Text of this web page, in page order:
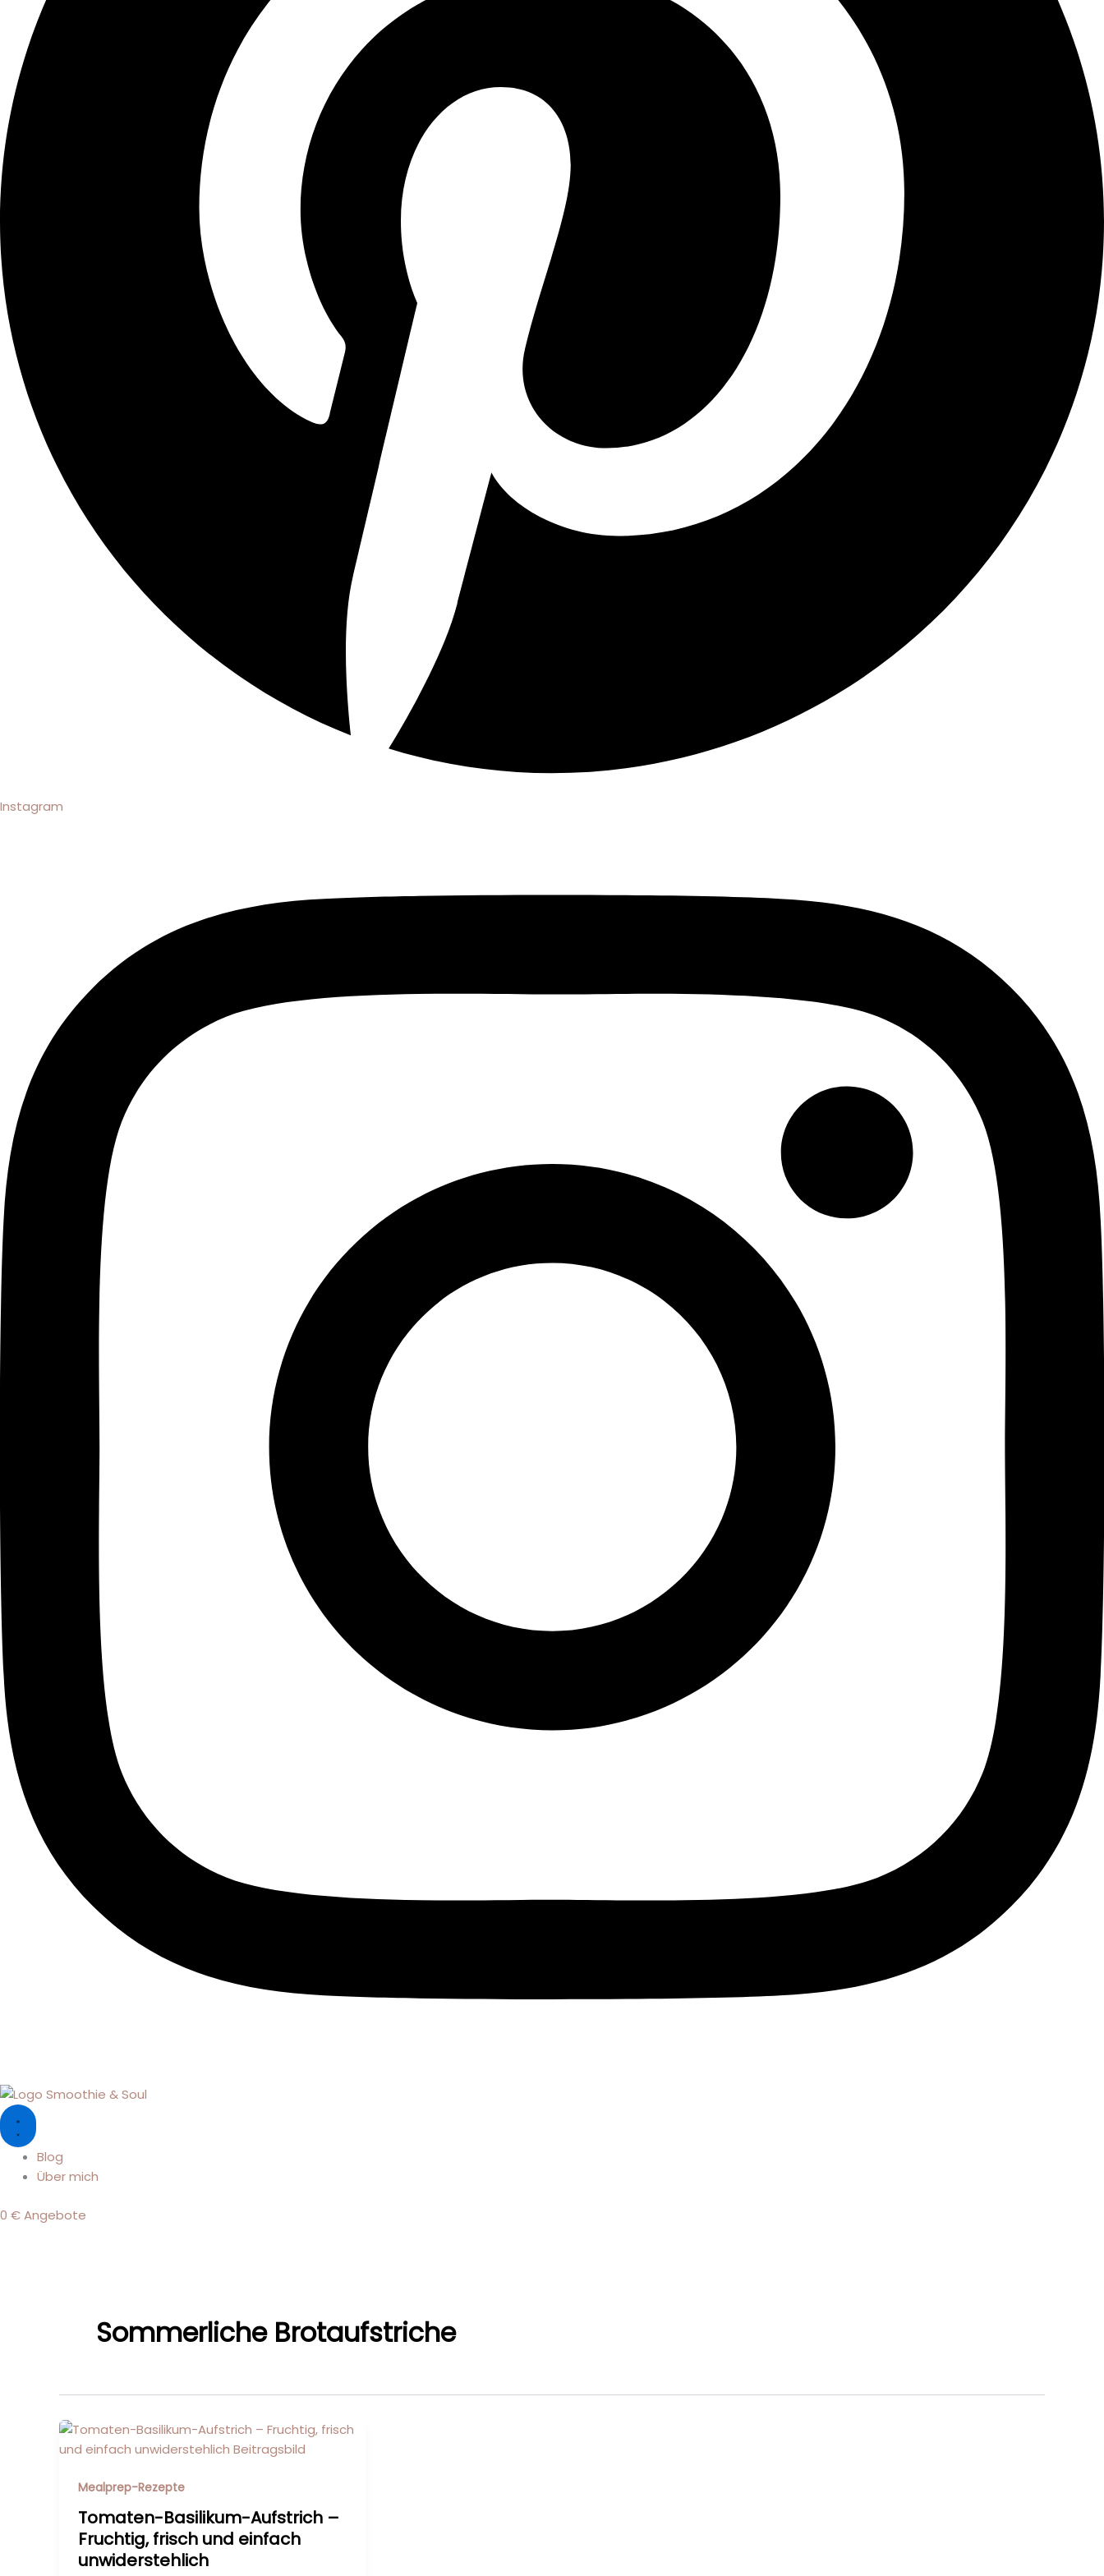
Instagram
Blog
Über mich
0 € Angebote
Sommerliche Brotaufstriche
Mealprep-Rezepte
Tomaten-Basilikum-Aufstrich –
Fruchtig, frisch und einfach
unwiderstehlich